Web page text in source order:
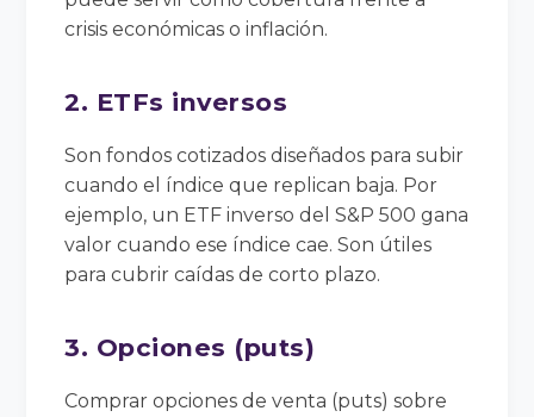
crisis económicas o inflación.
2. ETFs inversos
Son fondos cotizados diseñados para subir
cuando el índice que replican baja. Por
ejemplo, un ETF inverso del S&P 500 gana
valor cuando ese índice cae. Son útiles
para cubrir caídas de corto plazo.
3. Opciones (puts)
Comprar opciones de venta (puts) sobre